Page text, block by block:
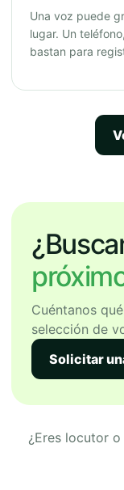
Una voz puede
lugar. Un
bastan para
Cuéntanos
selección de
Solicitar
¿Eres locutor